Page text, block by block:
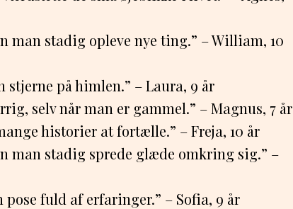
man stadig opleve nye ting.” – William, 10
stjerne på himlen.” – Laura, 9 år
selv når man er gammel.” – Magnus, 7 år
historier at fortælle.” – Freja, 10 år
man stadig sprede glæde omkring sig.” –
pose fuld af erfaringer.” – Sofia, 9 år